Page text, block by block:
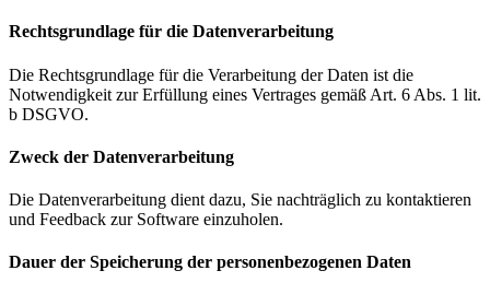
Rechtsgrundlage für die Datenverarbeitung
Die Rechtsgrundlage für die Verarbeitung der Daten ist die
Notwendigkeit zur Erfüllung eines Vertrages gemäß Art. 6 Abs. 1 lit.
b DSGVO.
Zweck der Datenverarbeitung
Die Datenverarbeitung dient dazu, Sie nachträglich zu kontaktieren
und Feedback zur Software einzuholen.
Dauer der Speicherung der personenbezogenen Daten